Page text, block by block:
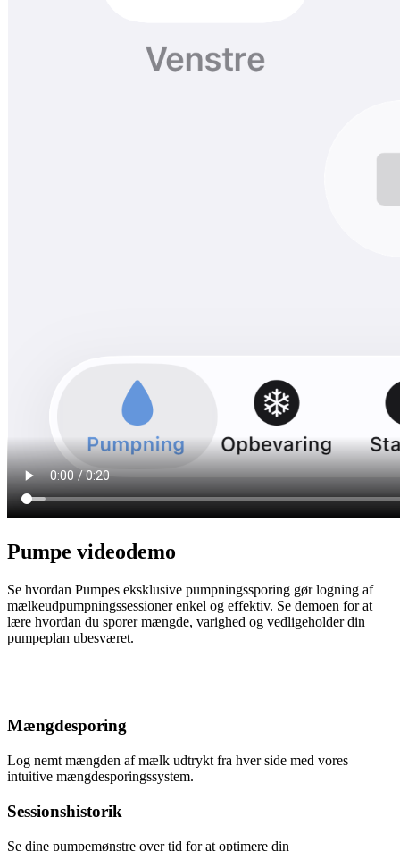
Pumpe videodemo
Se hvordan Pumpes eksklusive pumpningssporing gør logning af
mælkeudpumpningssessioner enkel og effektiv. Se demoen for at
lære hvordan du sporer mængde, varighed og vedligeholder din
pumpeplan ubesværet.
Mængdesporing
Log nemt mængden af mælk udtrykt fra hver side med vores
intuitive mængdesporingssystem.
Sessionshistorik
Se dine pumpemønstre over tid for at optimere din